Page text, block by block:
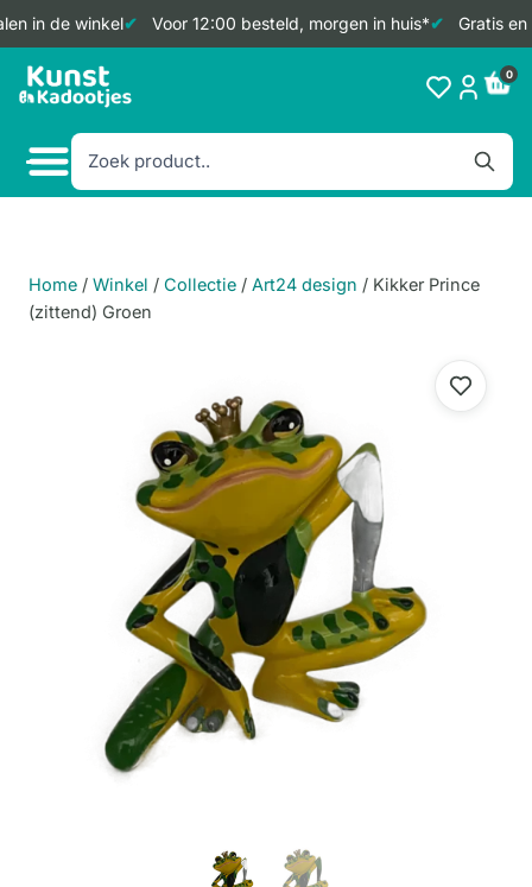
in de winkel Voor 12:00 besteld, morgen in huis* Gratis en
Doorgaan
naar
0
Home / Winkel / Collectie / Art24 design / Kikker Prince
(zittend) Groen